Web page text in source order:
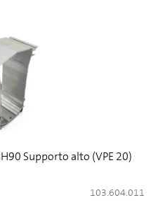
Supporto alto (VPE 20)
103.604.011